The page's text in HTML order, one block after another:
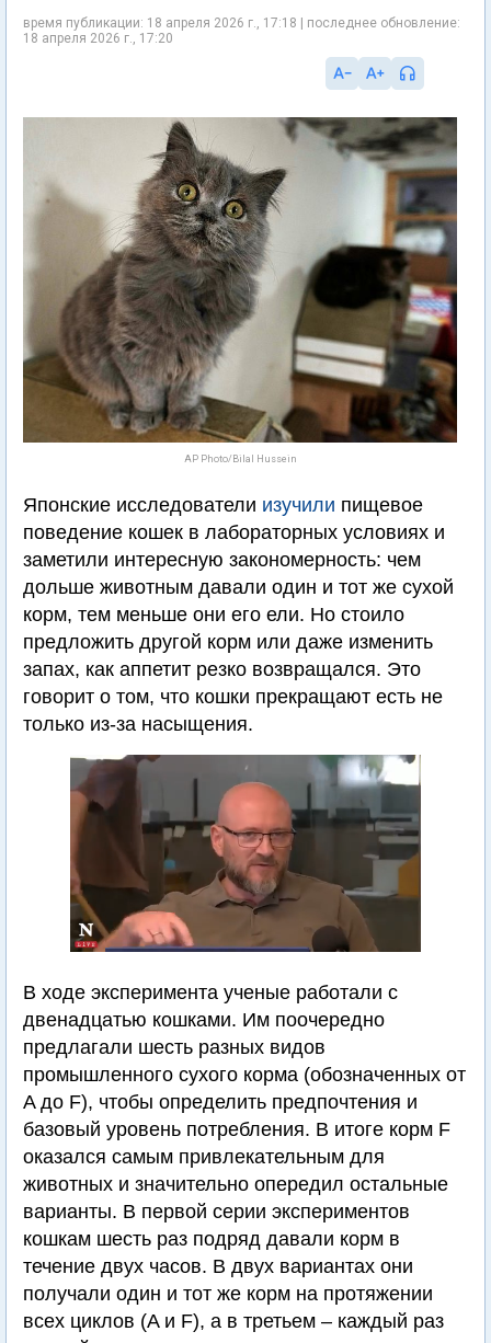
время публикации: 18 апреля 2026 г., 17:18 | последнее обновление:
18 апреля 2026 г., 17:20
AP Photo/Bilal Hussein
Японские исследователи изучили пищевое
поведение кошек в лабораторных условиях и
заметили интересную закономерность: чем
дольше животным давали один и тот же сухой
корм, тем меньше они его ели. Но стоило
предложить другой корм или даже изменить
запах, как аппетит резко возвращался. Это
говорит о том, что кошки прекращают есть не
только из-за насыщения.
В ходе эксперимента ученые работали с
двенадцатью кошками. Им поочередно
предлагали шесть разных видов
промышленного сухого корма (обозначенных от
A до F), чтобы определить предпочтения и
базовый уровень потребления. В итоге корм F
оказался самым привлекательным для
животных и значительно опередил остальные
варианты. В первой серии экспериментов
кошкам шесть раз подряд давали корм в
течение двух часов. В двух вариантах они
получали один и тот же корм на протяжении
всех циклов (A и F), а в третьем – каждый раз